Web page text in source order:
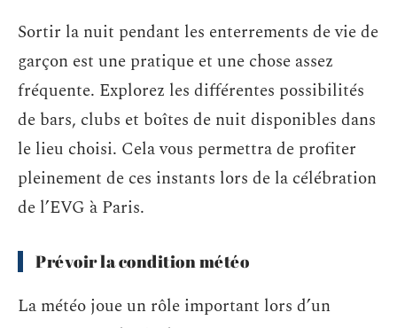
Sortir la nuit pendant les enterrements de vie de
garçon est une pratique et une chose assez
fréquente. Explorez les différentes possibilités
de bars, clubs et boîtes de nuit disponibles dans
le lieu choisi. Cela vous permettra de profiter
pleinement de ces instants lors de la célébration
de l’EVG à Paris.
Prévoir la condition météo
La météo joue un rôle important lors d’un